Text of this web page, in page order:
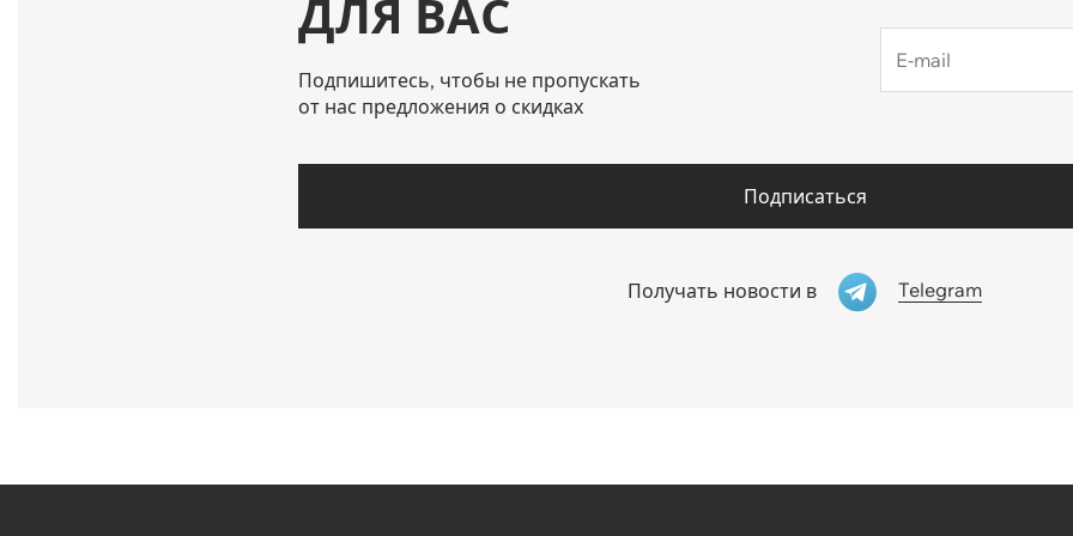
ДЛЯ ВАС
Подпишитесь, чтобы не пропускать
от нас предложения о скидках
Подписаться
Получать новости в Telegram